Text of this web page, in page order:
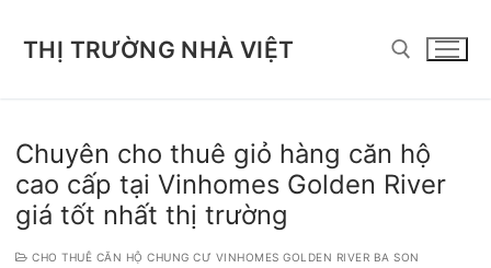
THỊ TRƯỜNG NHÀ VIỆT
Chuyên cho thuê giỏ hàng căn hộ
cao cấp tại Vinhomes Golden River
giá tốt nhất thị trường
CHO THUÊ CĂN HỘ CHUNG CƯ VINHOMES GOLDEN RIVER BA SON